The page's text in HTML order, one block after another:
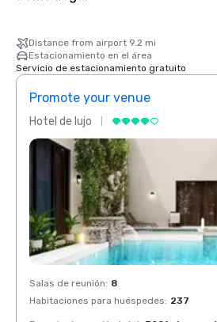
Distance from airport 9.2 mi
Estacionamiento en el área
Servicio de estacionamiento gratuito
Promote your venue
Hotel de lujo
Salas de reunión: 8
Habitaciones para huéspedes: 237